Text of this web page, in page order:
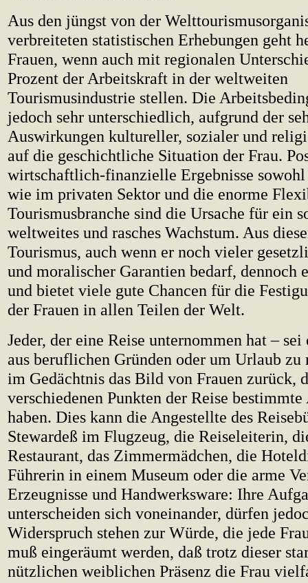
Aus den jüngst von der
verbreiteten statistischen Erhebungen geht
Frauen, wenn auch mit regionalen
Prozent der Arbeitskraft in der weltweiten
Tourismusindustrie stellen. Die
jedoch sehr unterschiedlich, aufgrund der
Auswirkungen kultureller, sozialer und
auf die geschichtliche Situation der Frau.
wirtschaftlich-finanzielle Ergebnisse
wie im privaten Sektor und die enorme
Tourismusbranche sind die Ursache für ein
weltweites und rasches Wachstum. Aus
Tourismus, auch wenn er noch vieler
und moralischer Garantien bedarf, dennoch
und bietet viele gute Chancen für die
der Frauen in allen Teilen der Welt.
Jeder, der eine Reise unternommen hat – sei
aus beruflichen Gründen oder um Urlaub zu
im Gedächtnis das Bild von Frauen zurück,
verschiedenen Punkten der Reise
haben. Dies kann die Angestellte des
Stewardeß im Flugzeug, die Reiseleiterin,
Restaurant, das Zimmermädchen, die
Führerin in einem Museum oder die arme
Erzeugnisse und Handwerksware: Ihre
unterscheiden sich voneinander, dürfen
Widerspruch stehen zur Würde, die jede
muß eingeräumt werden, daß trotz dieser
nützlichen weiblichen Präsenz die Frau